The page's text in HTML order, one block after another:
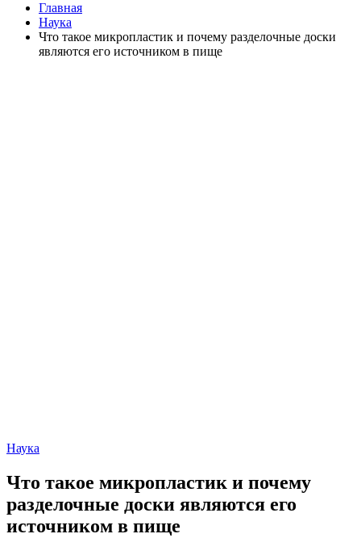
Главная
Наука
Что такое микропластик и почему разделочные доски
являются его источником в пище
Наука
Что такое микропластик и почему
разделочные доски являются его
источником в пище